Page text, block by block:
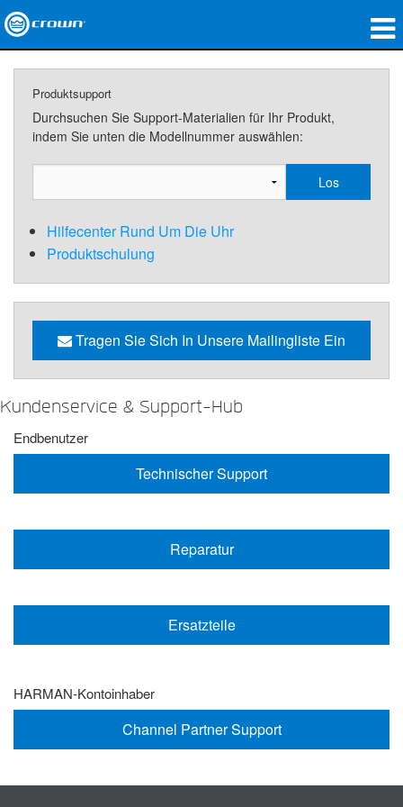
Produkte
Netzwerk-Audio
Fallstudien
Schulungen
Sprache/Region
Produktsupport
Durchsuchen Sie Support-Materialien für Ihr Produkt,
indem Sie unten die Modellnummer auswählen:
Hilfecenter Rund Um Die Uhr
Produktschulung
Tragen Sie Sich In Unsere Mailingliste Ein
Kundenservice & Support-Hub
Endbenutzer
Technischer Support
Reparatur
Ersatzteile
HARMAN-Kontoinhaber
Channel Partner Support